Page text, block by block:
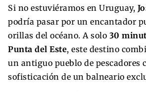
Si no estuviéramos en Uruguay,
podría pasar por un encantador
orillas del océano. A solo 30
Punta del Este, este destino
un antiguo pueblo de pescadores
sofisticación de un balneario